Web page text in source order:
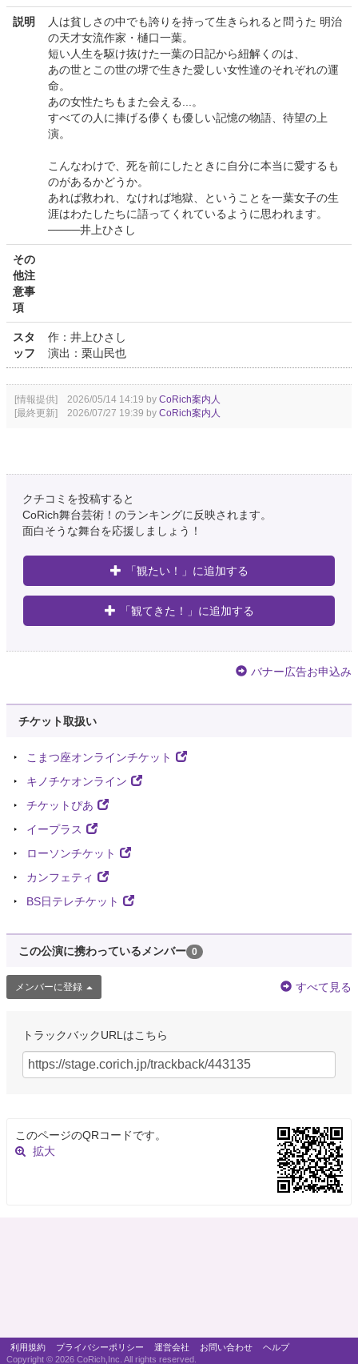
説明
人は貧しさの中でも誇りを持って生きられると問うた 明治
の天才女流作家・樋口一葉。
短い人生を駆け抜けた一葉の日記から紐解くのは、
あの世とこの世の堺で生きた愛しい女性達のそれぞれの運
命。
あの女性たちもまた会える...。
すべての人に捧げる儚くも優しい記憶の物語、待望の上
演。
こんなわけで、死を前にしたときに自分に本当に愛するも
のがあるかどうか。
あれば救われ、なければ地獄、ということを一葉女子の生
涯はわたしたちに語ってくれているように思われます。
────井上ひさし
その
他注
意事
項
スタ
ッフ
作：井上ひさし
演出：栗山民也
[情報提供] 2026/05/14 14:19 by CoRich案内人
[最終更新] 2026/07/27 19:39 by CoRich案内人
クチコミを投稿すると
CoRich舞台芸術！のランキングに反映されます。
面白そうな舞台を応援しましょう！
「観たい！」に追加する
「観てきた！」に追加する
バナー広告お申込み
チケット取扱い
こまつ座オンラインチケット
キノチケオンライン
チケットぴあ
イープラス
ローソンチケット
カンフェティ
BS日テレチケット
この公演に携わっているメンバー 0
メンバーに登録 すべて見る
トラックバックURLはこちら
このページのQRコードです。
拡大
利用規約 プライバシーポリシー 運営会社 お問い合わせ
ヘルプ
Copyright © 2026 CoRich,Inc. All rights reserved.